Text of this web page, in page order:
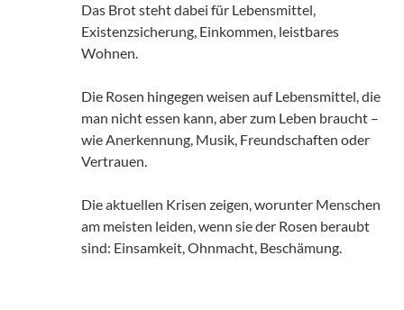
Das Brot steht dabei für Lebensmittel,
Existenzsicherung, Einkommen, leistbares
Wohnen.
Die Rosen hingegen weisen auf Lebensmittel, die
man nicht essen kann, aber zum Leben braucht –
wie Anerkennung, Musik, Freundschaften oder
Vertrauen.
Die aktuellen Krisen zeigen, worunter Menschen
am meisten leiden, wenn sie der Rosen beraubt
sind: Einsamkeit, Ohnmacht, Beschämung.